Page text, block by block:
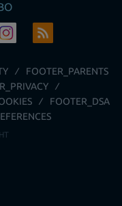
FOOTER_PARENTS
FOOTER_DSA